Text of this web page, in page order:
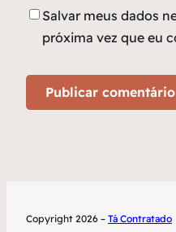
Salvar meus dados
próxima vez que eu
Copyright 2026 – Tá Contratado